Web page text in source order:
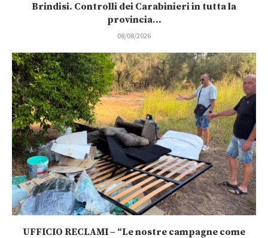
Brindisi. Controlli dei Carabinieri in tutta la
provincia...
08/08/2026
UFFICIO RECLAMI – “Le nostre campagne come